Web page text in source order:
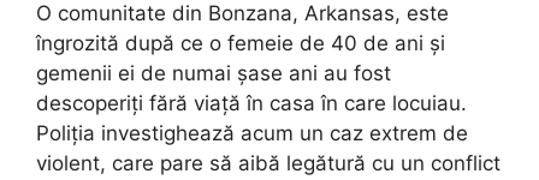
O comunitate din Bonzana, Arkansas, este
îngrozită după ce o femeie de 40 de ani și
gemenii ei de numai șase ani au fost
descoperiți fără viață în casa în care locuiau.
Poliția investighează acum un caz extrem de
violent, care pare să aibă legătură cu un conflict